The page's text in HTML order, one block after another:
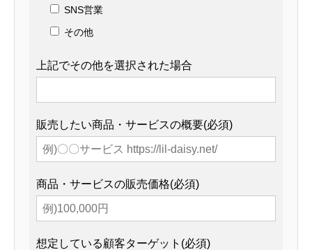
SNS営業
その他
上記でその他を選択された場合
販売したい商品・サービスの概要(必須)
商品・サービスの販売価格(必須)
想定している顧客ターゲット(必須)